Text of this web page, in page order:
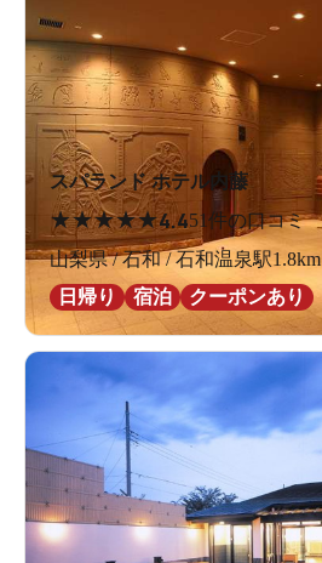
スパランド ホテル内藤
★★★★★4.451件の口コミ
山梨県 / 石和 / 石和温泉駅1.8km
日帰り
宿泊 クーポンあり